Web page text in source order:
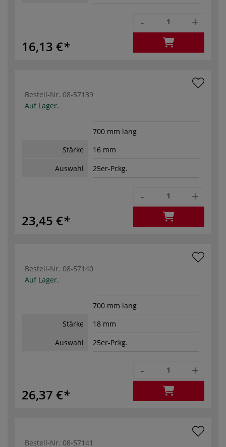
16,13 €
- +
Bestell-Nr. 08-57139
Auf Lager.
700 mm lang
Stärke
16 mm
Auswahl
25er-Pckg.
23,45 €
- +
Bestell-Nr. 08-57140
Auf Lager.
700 mm lang
Stärke
18 mm
Auswahl
25er-Pckg.
26,37 €
- +
Bestell-Nr. 08-57141